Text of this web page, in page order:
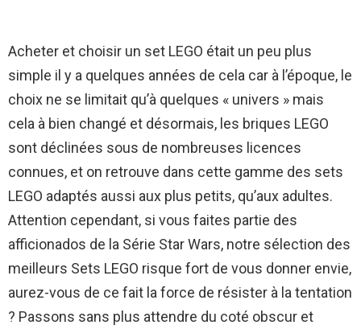
Acheter et choisir un set LEGO était un peu plus
simple il y a quelques années de cela car à l’époque, le
choix ne se limitait qu’à quelques « univers » mais
cela à bien changé et désormais, les briques LEGO
sont déclinées sous de nombreuses licences
connues, et on retrouve dans cette gamme des sets
LEGO adaptés aussi aux plus petits, qu’aux adultes.
Attention cependant, si vous faites partie des
afficionados de la Série Star Wars, notre sélection des
meilleurs Sets LEGO risque fort de vous donner envie,
aurez-vous de ce fait la force de résister à la tentation
? Passons sans plus attendre du coté obscur et